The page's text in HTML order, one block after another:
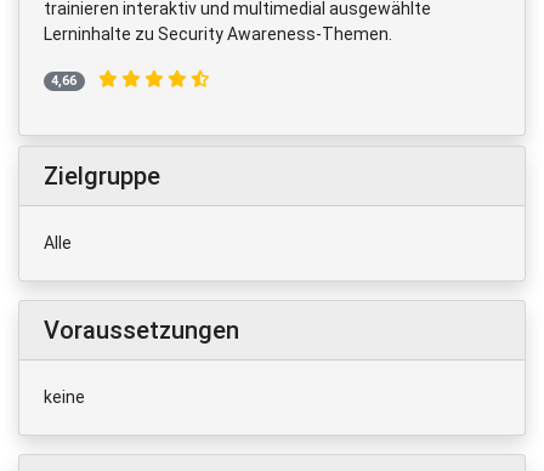
trainieren interaktiv und multimedial ausgewählte
Lerninhalte zu Security Awareness-Themen.
4,66
Zielgruppe
Alle
Voraussetzungen
keine